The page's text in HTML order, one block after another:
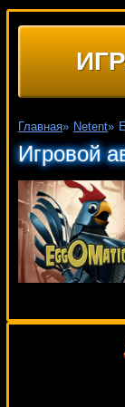
Главная» Netent»
Игровой